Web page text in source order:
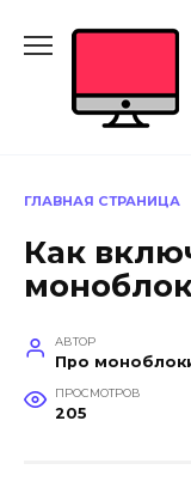
ГЛАВНАЯ СТРАНИЦА
Как
АВТОР
Про
ПРОСМОТРОВ
205